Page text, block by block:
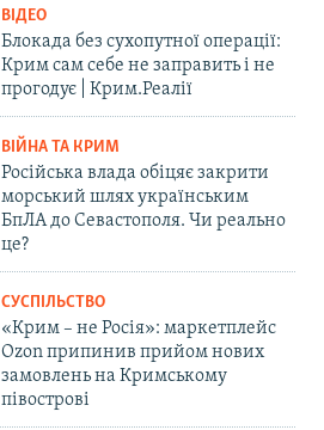
ВІДЕО
Блокада без сухопутної операції:
Крим сам себе не заправить і не
прогодує | Крим.Реалії
ВІЙНА ТА КРИМ
Російська влада обіцяє закрити
морський шлях українським
БпЛА до Севастополя. Чи реально
це?
СУСПІЛЬСТВО
«Крим – не Росія»: маркетплейс
Ozon припинив прийом нових
замовлень на Кримському
півострові